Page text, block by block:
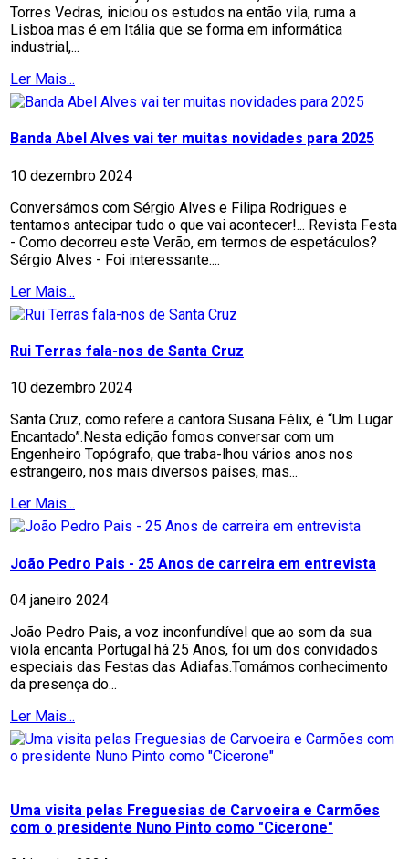
Torres Vedras, iniciou os estudos na então vila, ruma a
Lisboa mas é em Itália que se forma em informática
industrial,...
Ler Mais...
Banda Abel Alves vai ter muitas novidades para 2025
10 dezembro 2024
Conversámos com Sérgio Alves e Filipa Rodrigues e
tentamos antecipar tudo o que vai acontecer!... Revista Festa
- Como decorreu este Verão, em termos de espetáculos?
Sérgio Alves - Foi interessante....
Ler Mais...
Rui Terras fala-nos de Santa Cruz
10 dezembro 2024
Santa Cruz, como refere a cantora Susana Félix, é “Um Lugar
Encantado”.Nesta edição fomos conversar com um
Engenheiro Topógrafo, que traba-lhou vários anos nos
estrangeiro, nos mais diversos países, mas...
Ler Mais...
João Pedro Pais - 25 Anos de carreira em entrevista
04 janeiro 2024
João Pedro Pais, a voz inconfundível que ao som da sua
viola encanta Portugal há 25 Anos, foi um dos convidados
especiais das Festas das Adiafas.Tomámos conhecimento
da presença do...
Ler Mais...
Uma visita pelas Freguesias de Carvoeira e Carmões
com o presidente Nuno Pinto como "Cicerone"